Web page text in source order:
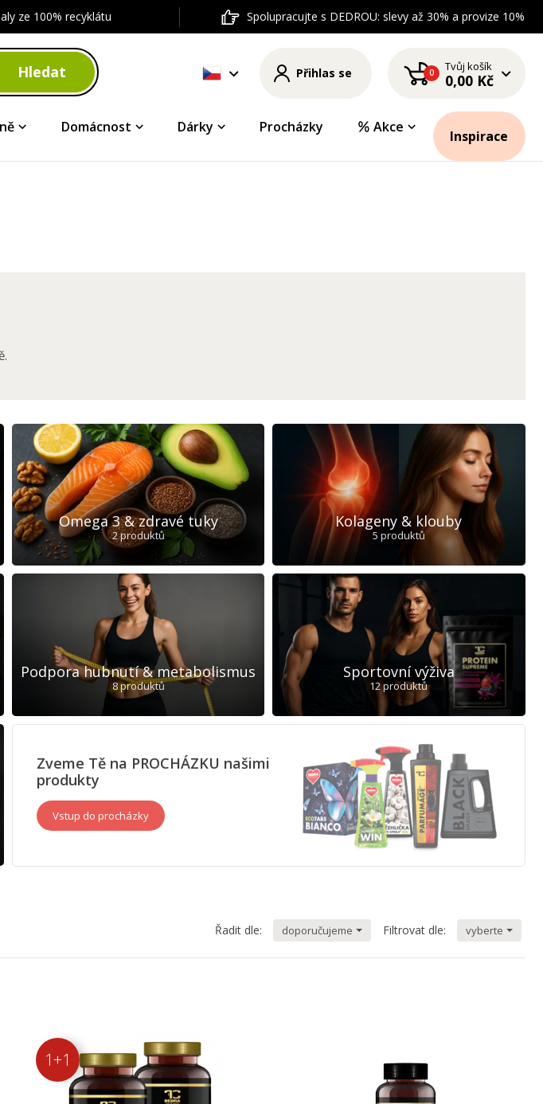
ze 100% recyklátu Spolupracujte s DEDROU: slevy až 30% a provize 10%
Hledat Přihlas se 0 Tvůj košík
0,00 Kč
Domácnost Dárky Procházky Akce
Inspirace
Omega 3 & zdravé tuky
2 produktů
Kolageny & klouby
5 produktů
Podpora hubnutí & metabolismus
8 produktů
Sportovní výživa
12 produktů
Zveme Tě na PROCHÁZKU našimi
produkty
Vstup do procházky
Řadit dle: doporučujeme Filtrovat dle: vyberte
1+1